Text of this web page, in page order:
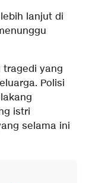
lanjut di
tragedi yang
Polisi
istri
selama ini